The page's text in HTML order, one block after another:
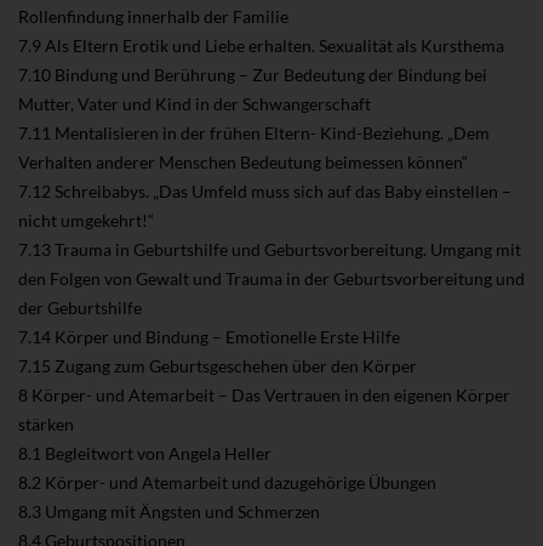
Rollenfindung innerhalb der Familie
7.9 Als Eltern Erotik und Liebe erhalten. Sexualität als Kursthema
7.10 Bindung und Berührung – Zur Bedeutung der Bindung bei
Mutter, Vater und Kind in der Schwangerschaft
7.11 Mentalisieren in der frühen Eltern- Kind-Beziehung. „Dem
Verhalten anderer Menschen Bedeutung beimessen können“
7.12 Schreibabys. „Das Umfeld muss sich auf das Baby einstellen –
nicht umgekehrt!“
7.13 Trauma in Geburtshilfe und Geburtsvorbereitung. Umgang mit
den Folgen von Gewalt und Trauma in der Geburtsvorbereitung und
der Geburtshilfe
7.14 Körper und Bindung – Emotionelle Erste Hilfe
7.15 Zugang zum Geburtsgeschehen über den Körper
8 Körper- und Atemarbeit – Das Vertrauen in den eigenen Körper
stärken
8.1 Begleitwort von Angela Heller
8.2 Körper- und Atemarbeit und dazugehörige Übungen
8.3 Umgang mit Ängsten und Schmerzen
8.4 Geburtspositionen